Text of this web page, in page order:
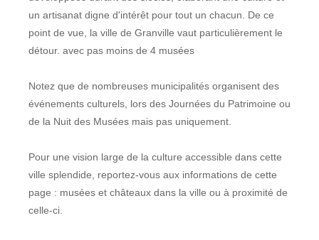
un artisanat digne d'intérêt pour tout un chacun. De ce
point de vue, la ville de Granville vaut particulièrement le
détour. avec pas moins de 4 musées
Notez que de nombreuses municipalités organisent des
événements culturels, lors des Journées du Patrimoine ou
de la Nuit des Musées mais pas uniquement.
Pour une vision large de la culture accessible dans cette
ville splendide, reportez-vous aux informations de cette
page : musées et châteaux dans la ville ou à proximité de
celle-ci.